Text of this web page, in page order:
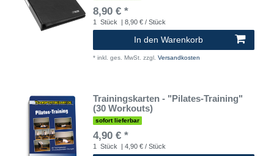
8,90 € *
1 Stück | 8,90 € / Stück
In den Warenkorb
* inkl. ges. MwSt. zzgl. Versandkosten
Trainingskarten - "Pilates-Training"
(30 Workouts)
sofort lieferbar
4,90 € *
1 Stück | 4,90 € / Stück